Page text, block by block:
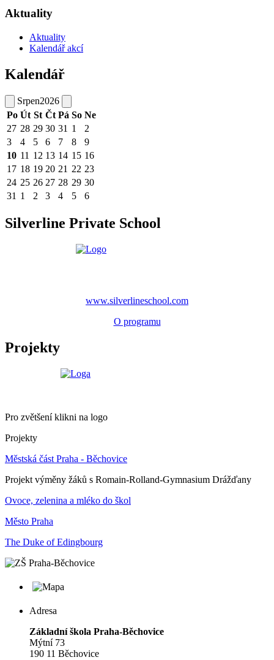
Aktuality
Aktuality
Kalendář akcí
Kalendář
Srpen2026
Po Út St Čt Pá So Ne
27 28 29 30 31 1
2
3
4 5 6 7 8
9
10 11 12 13 14 15 16
17 18 19 20 21 22 23
24 25 26 27 28 29 30
31 1 2 3 4 5 6
Silverline Private School
www.silverlineschool.com
O programu
Projekty
Pro zvětšení klikni na logo
Projekty
Městská část Praha - Běchovice
Projekt výměny žáků s Romain-Rolland-Gymnasium Drážďany
Ovoce, zelenina a mléko do škol
Město Praha
The Duke of Edingbourg
Adresa
Základní škola Praha-Běchovice
Mýtní 73
190 11 Běchovice